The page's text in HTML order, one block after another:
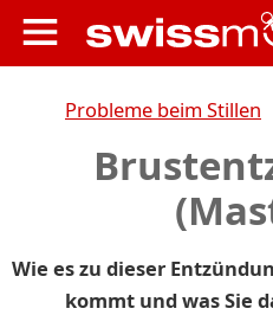
Probleme beim Stillen
Wie es zu dieser
kommt und was Sie